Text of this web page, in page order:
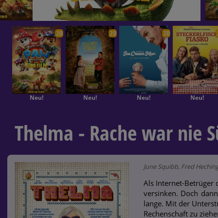
2D
Neu!
2D
Neu!
2D
Neu! Neu!
Thelma - Rache war nie
June Squibb, Fred
Als Internet-Betrüger
versinken. Doch
lange. Mit der
Rechenschaft zu